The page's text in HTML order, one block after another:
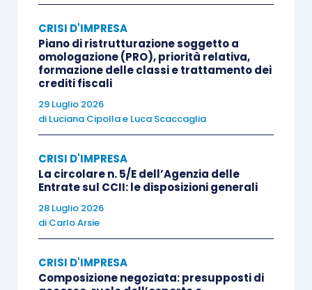
procedura concorsuale.
Spetta invece all’imprenditore individuare le
proposte da formulare alle singole parti: le
stesse dovranno essere strutturate tenendo
conto dell’equilibrio tra i
ciascuna parte e del grado di
aziendale dell’impresa.
Nel caso in cui siano richieste
e cautelari
coinvolte. In particolare, il
protocollo di
CRISI D'IMPRESA
Piano di ristrutturazione soggetto a
omologazione (PRO), priorità relativa,
formazione delle classi e trattamento dei
crediti fiscali
29 Luglio 2026
di Luciana Cipollae Luca Scaccaglia
CRISI D'IMPRESA
La circolare n. 5/E dell’Agenzia delle
Entrate sul CCII: le disposizioni generali
28 Luglio 2026
di Carlo Arsie
CRISI D'IMPRESA
Composizione negoziata: presupposti di